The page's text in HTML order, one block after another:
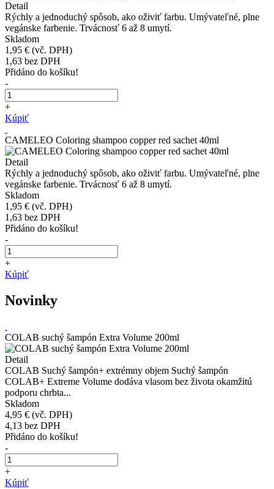
Detail
Rýchly a jednoduchý spôsob, ako oživiť farbu. Umývateľné, plne
vegánske farbenie. Trvácnosť 6 až 8 umytí.
Skladom
1,95 € (vč. DPH)
1,63 bez DPH
Přidáno do košíku!
-
+
Kúpiť
CAMELEO Coloring shampoo copper red sachet 40ml
Detail
Rýchly a jednoduchý spôsob, ako oživiť farbu. Umývateľné, plne
vegánske farbenie. Trvácnosť 6 až 8 umytí.
Skladom
1,95 € (vč. DPH)
1,63 bez DPH
Přidáno do košíku!
-
+
Kúpiť
Novinky
COLAB suchý šampón Extra Volume 200ml
Detail
COLAB Suchý šampón+ extrémny objem Suchý šampón
COLAB+ Extreme Volume dodáva vlasom bez života okamžitú
podporu chrbta...
Skladom
4,95 € (vč. DPH)
4,13 bez DPH
Přidáno do košíku!
-
+
Kúpiť